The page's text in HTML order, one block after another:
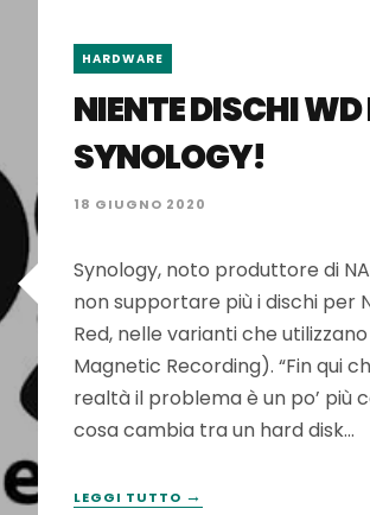
HARDWARE
NIENTE DISCHI WD
SYNOLOGY!
18 GIUGNO 2020
Synology, noto produttore di
non supportare più i dischi per
Red, nelle varianti che
Magnetic Recording). “Fin qui
realtà il problema è un po’ più
cosa cambia tra un hard disk…
LEGGI TUTTO →